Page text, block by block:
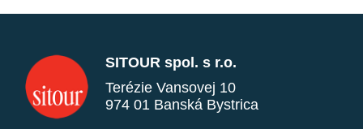
SITOUR spol. s r.o.
Terézie Vansovej 10
974 01 Banská Bystrica